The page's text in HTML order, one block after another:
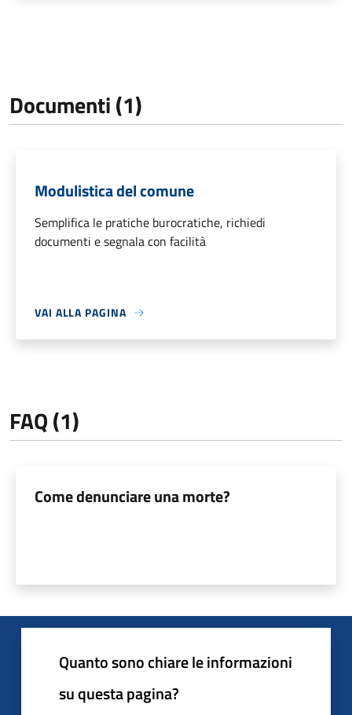
Documenti (1)
Modulistica del comune
Semplifica le pratiche burocratiche, richiedi
documenti e segnala con facilità
VAI ALLA PAGINA
FAQ (1)
Come denunciare una morte?
Quanto sono chiare le informazioni
su questa pagina?